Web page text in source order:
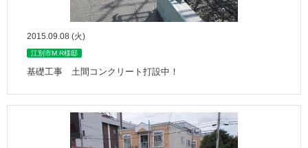
2015.09.08 (火)
江別市M.R様邸
基礎工事 土間コンクリート打設中！